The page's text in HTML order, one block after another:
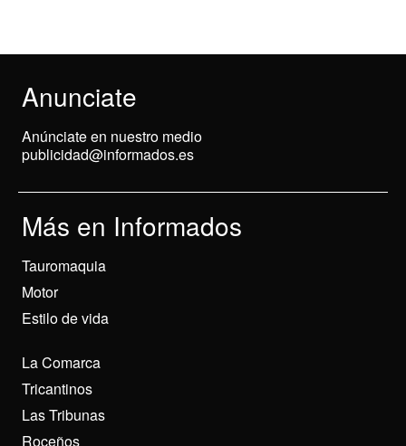
Anunciate
Anúnciate en nuestro medio
publicidad@informados.es
Más en Informados
Tauromaquia
Motor
Estilo de vida
La Comarca
Tricantinos
Las Tribunas
Roceños